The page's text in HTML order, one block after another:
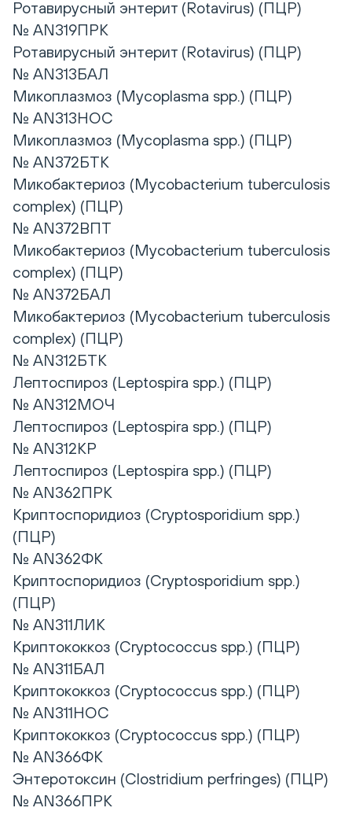
Ротавирусный энтерит (Rotavirus) (ПЦР)
№ AN319ПРК
Ротавирусный энтерит (Rotavirus) (ПЦР)
№ AN313БАЛ
Микоплазмоз (Mycoplasma spp.) (ПЦР)
№ AN313НОС
Микоплазмоз (Mycoplasma spp.) (ПЦР)
№ AN372БТК
Микобактериоз (Mycobacterium tuberculosis
complex) (ПЦР)
№ AN372ВПТ
Микобактериоз (Mycobacterium tuberculosis
complex) (ПЦР)
№ AN372БАЛ
Микобактериоз (Mycobacterium tuberculosis
complex) (ПЦР)
№ AN312БТК
Лептоспироз (Leptospira spp.) (ПЦР)
№ AN312МОЧ
Лептоспироз (Leptospira spp.) (ПЦР)
№ AN312КР
Лептоспироз (Leptospira spp.) (ПЦР)
№ AN362ПРК
Криптоспоридиоз (Cryptosporidium spp.)
(ПЦР)
№ AN362ФК
Криптоспоридиоз (Cryptosporidium spp.)
(ПЦР)
№ AN311ЛИК
Криптококкоз (Cryptococcus spp.) (ПЦР)
№ AN311БАЛ
Криптококкоз (Cryptococcus spp.) (ПЦР)
№ AN311НОС
Криптококкоз (Cryptococcus spp.) (ПЦР)
№ AN366ФК
Энтеротоксин (Clostridium perfringes) (ПЦР)
№ AN366ПРК